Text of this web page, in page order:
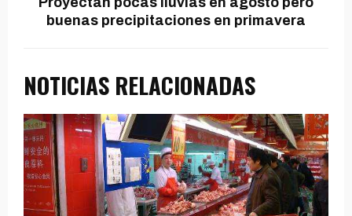
buenas precipitaciones en primavera
NOTICIAS RELACIONADAS